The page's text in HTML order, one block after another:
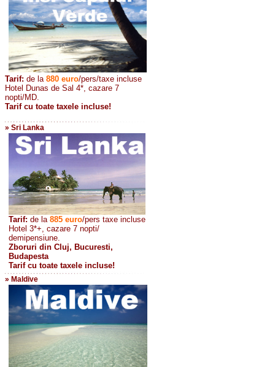
Tarif: de la 880 euro/pers/taxe incluse
Hotel Dunas de Sal 4*, cazare 7
nopti/MD.
Tarif cu toate taxele incluse!
» Sri Lanka
Tarif: de la 885 euro/pers taxe incluse
Hotel 3*+, cazare 7 nopti/
demipensiune.
Zboruri din Cluj, Bucuresti,
Budapesta
Tarif cu toate taxele incluse!
» Maldive